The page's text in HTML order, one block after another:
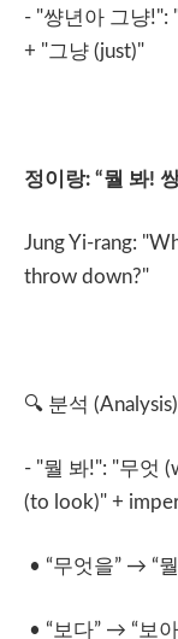
- "썅년아 그냥!":
+ "그냥 (just)"
정이랑: “뭘 봐!
Jung Yi-rang:
throw down?"
🔍 분석 (Analysis)
- "뭘 봐!": "무엇
(to look)" +
• “무엇을” → “뭘
• “보다” → “보아